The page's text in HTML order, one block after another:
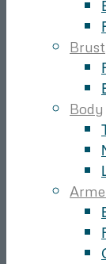
Brust
Body